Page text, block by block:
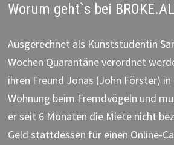
Worum geht`s bei
Ausgerechnet als Kunststudentin
Wochen Quarantäne verordnet
ihren Freund Jonas (John Förster)
Wohnung beim Fremdvögeln und
er seit 6 Monaten die Miete nicht
Geld stattdessen für einen Online-